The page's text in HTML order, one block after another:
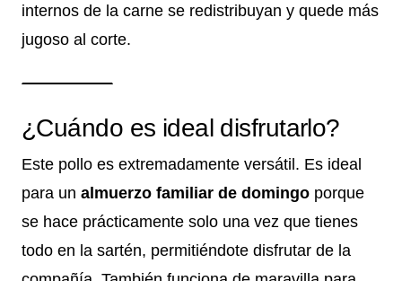
internos de la carne se redistribuyan y quede más
jugoso al corte.
¿Cuándo es ideal disfrutarlo?
Este pollo es extremadamente versátil. Es ideal
para un almuerzo familiar de domingo porque
se hace prácticamente solo una vez que tienes
todo en la sartén, permitiéndote disfrutar de la